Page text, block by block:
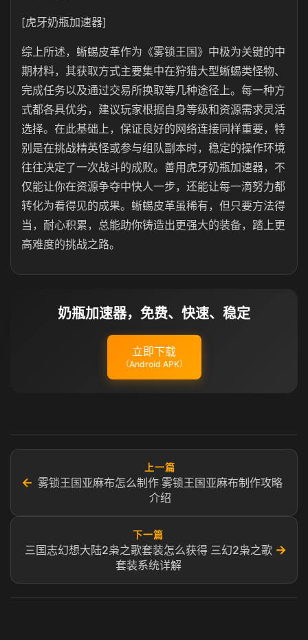
[虎牙奶瓶加速器]
综上所述，蜥蜴皮革作为《雾锁王国》中极为关键的中
期材料，其获取方式主要集中在狩猎大型蜥蜴类怪物、
完成任务以及通过交易所换取等几种途径上。每一种方
式都各具优劣，建议玩家根据自身等级和资源需求灵活
选择。在此基础上，保证良好的网络连接同样重要，特
别是在挑战精英怪或参与组队副本时，稳定的操作环境
往往决定了一次战斗的成败。善用虎牙奶瓶加速器，不
仅能让你在资源争夺中快人一步，还能让每一滴努力都
转化为看得见的成果。蜥蜴皮革虽稀有，但只要方法得
当，耐心积累，总能助你铸造出更强大的装备，踏上更
高难度的挑战之路。
奶瓶加速器，免费、快速、稳定
立即下载
（Android APK）
←
上一篇
雾锁王国亚麻布怎么制作 雾锁王国亚麻布制作攻略
介绍
下一篇
三国志幻想大陆2枭之歌套装怎么获得 三幻2枭之歌
套装系统详解
→